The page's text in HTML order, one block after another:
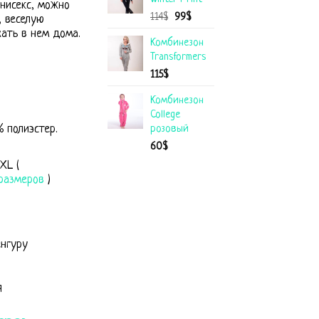
можно
веселую
в нем дома.
полиэстер.
(
)
114$ 99$
Комбинезон
Transformers
115$
Комбинезон
College
розовый
60$